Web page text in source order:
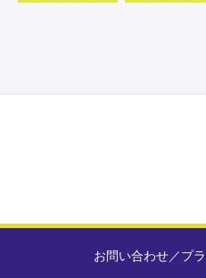
お問い合わせ／プ